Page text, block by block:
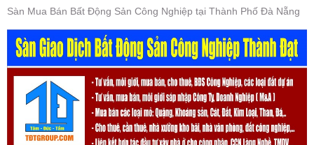
Sàn Mua Bán Bất Động Sản Công Nghiệp tại Thành Phố Đà Nẵng